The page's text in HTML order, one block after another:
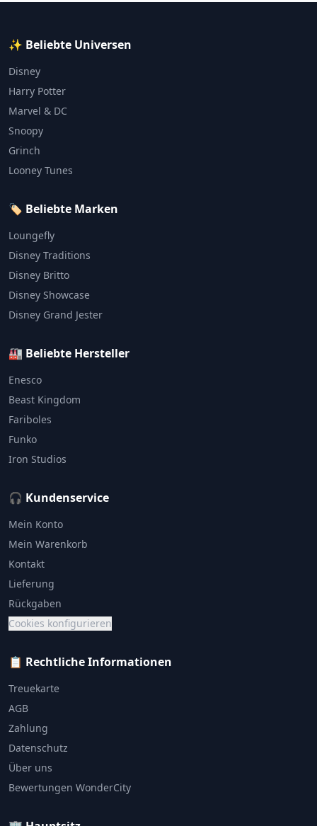
✨ Beliebte Universen
Disney
Harry Potter
Marvel & DC
Snoopy
Grinch
Looney Tunes
🏷️ Beliebte Marken
Loungefly
Disney Traditions
Disney Britto
Disney Showcase
Disney Grand Jester
🏭 Beliebte Hersteller
Enesco
Beast Kingdom
Fariboles
Funko
Iron Studios
🎧 Kundenservice
Mein Konto
Mein Warenkorb
Kontakt
Lieferung
Rückgaben
Cookies konfigurieren
📋 Rechtliche Informationen
Treuekarte
AGB
Zahlung
Datenschutz
Über uns
Bewertungen WonderCity